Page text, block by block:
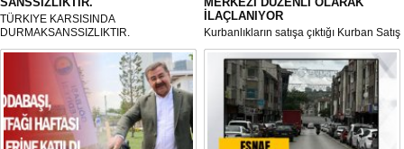
TÜRKIYE KARSISINDA
DURMAKSANSSIZLIKTIR.
İLAÇLANIYOR
Kurbanlıkların satışa çıktığı Kurban Satış
ve Kesim Merkezi, haşere ve
mikropların önüne geçilmesi amacıyla
her gün Gölbaşı Belediyesi ekipleri
tarafından düzenli olarak ilaçlanıyor.